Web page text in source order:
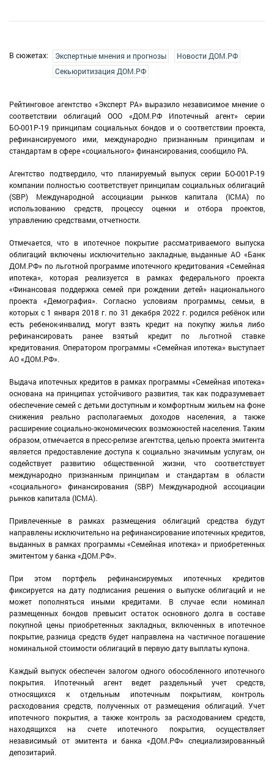
В сюжетах: Экспертные мнения и прогнозы
Новости ДОМ.РФ
Секьюритизация ДОМ.РФ
Рейтинговое агентство «Эксперт РА» выразило независимое мнение о
соответствии облигаций ООО «ДОМ.РФ Ипотечный агент» серии
БО-001P-19 принципам социальных бондов и о соответствии проекта,
рефинансируемого ими, международно признанным принципам и
стандартам в сфере «социального» финансирования, сообщило РА.
Агентство подтвердило, что планируемый выпуск серии БО-001P-19
компании полностью соответствует принципам социальных облигаций
(SBP) Международной ассоциации рынков капитала (ICMA) по
использованию средств, процессу оценки и отбора проектов,
управлению средствами, отчетности.
Отмечается, что в ипотечное покрытие рассматриваемого выпуска
облигаций включены исключительно закладные, выданные АО «Банк
ДОМ.РФ» по льготной программе ипотечного кредитования «Семейная
ипотека», которая реализуется в рамках федерального проекта
«Финансовая поддержка семей при рождении детей» национального
проекта «Демография». Согласно условиям программы, семьи, в
которых с 1 января 2018 г. по 31 декабря 2022 г. родился ребёнок или
есть ребенок-инвалид, могут взять кредит на покупку жилья либо
рефинансировать ранее взятый кредит по льготной ставке
кредитования. Оператором программы «Семейная ипотека» выступает
АО «ДОМ.РФ».
Выдача ипотечных кредитов в рамках программы «Семейная ипотека»
основана на принципах устойчивого развития, так как подразумевает
обеспечение семей с детьми доступным и комфортным жильем на фоне
снижения реально располагаемых доходов населения, а также
расширение социально-экономических возможностей населения. Таким
образом, отмечается в пресс-релизе агентства, целью проекта эмитента
является предоставление доступа к социально значимым услугам, он
содействует развитию общественной жизни, что соответствует
международно признанным принципам и стандартам в области
«социального» финансирования (SBP) Международной ассоциации
рынков капитала (ICMA).
Привлеченные в рамках размещения облигаций средства будут
направлены исключительно на рефинансирование ипотечных кредитов,
выданных в рамках программы «Семейная ипотека» и приобретенных
эмитентом у банка «ДОМ.РФ».
При этом портфель рефинансируемых ипотечных кредитов
фиксируется на дату подписания решения о выпуске облигаций и не
может пополняться иными кредитами. В случае если номинал
размещенных бондов превысит остаток основного долга в составе
покупной цены приобретенных закладных, включенных в ипотечное
покрытие, разница средств будет направлена на частичное погашение
номинальной стоимости облигаций в первую дату выплаты купона.
Каждый выпуск обеспечен залогом одного обособленного ипотечного
покрытия. Ипотечный агент ведет раздельный учет средств,
относящихся к отдельным ипотечным покрытиям, контроль
расходования средств, полученных от размещения облигаций. Учет
ипотечного покрытия, а также контроль за расходованием средств,
находящихся на счете ипотечного покрытия, осуществляет
независимый от эмитента и банка «ДОМ.РФ» специализированный
депозитарий.